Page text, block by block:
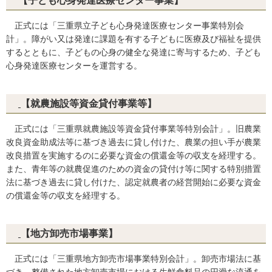
正式には「三重県立子ども心身発達医療センター事業特別会
計」。障がい又は発達に課題を有する子どもに医療及び福祉を提供
するとともに、子どもの心身の健全な発達に寄与するため、子ども
心身発達医療センターを運営する。
【就農施設等資金貸付事業等】
正式には「三重県就農施設等資金貸付事業等特別会計」。旧農業
改良資金助成法等に基づき過去に貸し付けた、農業の担い手が農業
改良措置を実施するのに必要な資金の償還金等の収支を経理する。
また、青年等の就農促進のための資金の貸付け等に関する特別措置
法に基づき過去に貸し付けた、認定就農者の経営開始に必要な資金
の償還金等の収支を経理する。
【地方卸売市場事業】
正式には「三重県地方卸売市場事業特別会計」。卸売市場法に基